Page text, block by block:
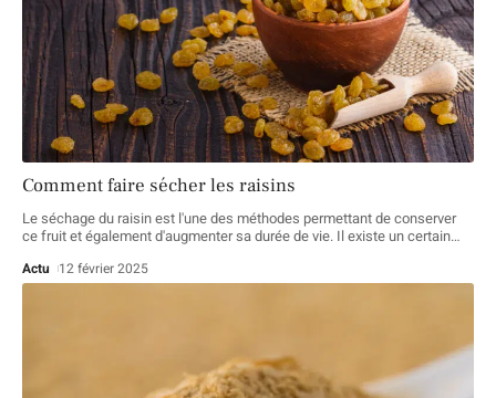
Comment faire sécher les raisins
Le séchage du raisin est l'une des méthodes permettant de conserver
ce fruit et également d'augmenter sa durée de vie. Il existe un certain…
Actu 12 février 2025